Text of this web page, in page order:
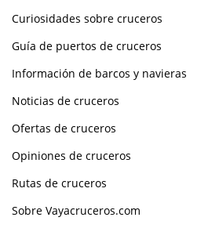
Curiosidades sobre cruceros
Guía de puertos de cruceros
Información de barcos y navieras
Noticias de cruceros
Ofertas de cruceros
Opiniones de cruceros
Rutas de cruceros
Sobre Vayacruceros.com